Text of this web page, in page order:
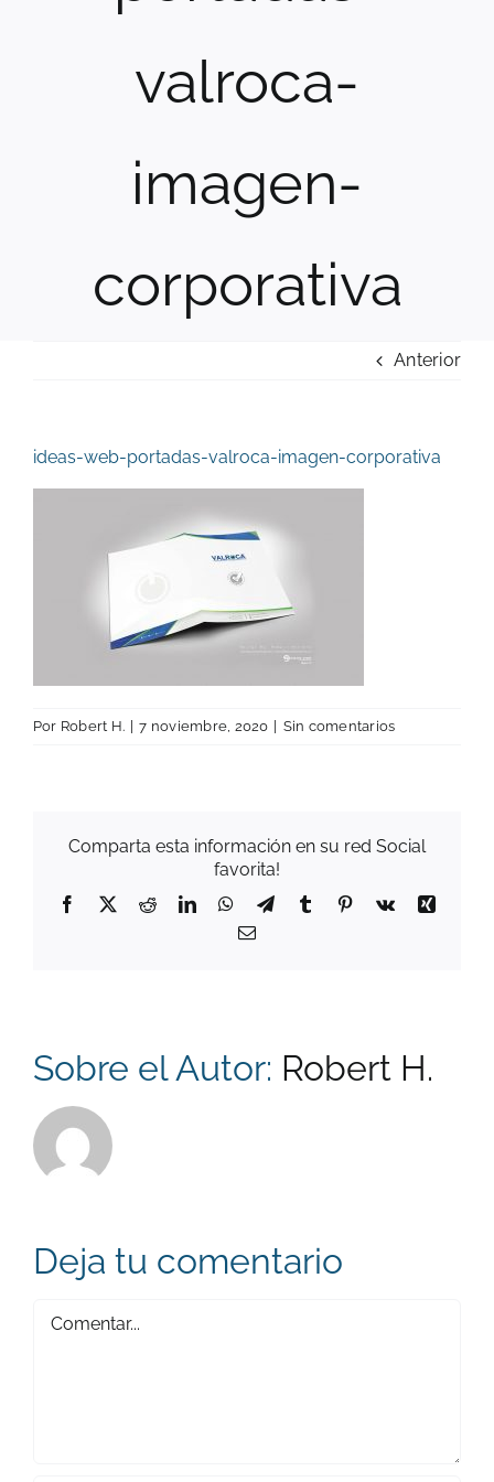
valroca-
imagen-
corporativa
Anterior
ideas-web-portadas-valroca-imagen-corporativa
Por Robert H. | 7 noviembre, 2020 | Sin comentarios
Comparta esta información en su red Social
favorita!
Facebook
X RedditLinkedInWhatsApp
TelegramTumblr Pinterest
Vk
Xing
Correo
Sobre el Autor: Robert H.
Deja tu comentario
Comentar